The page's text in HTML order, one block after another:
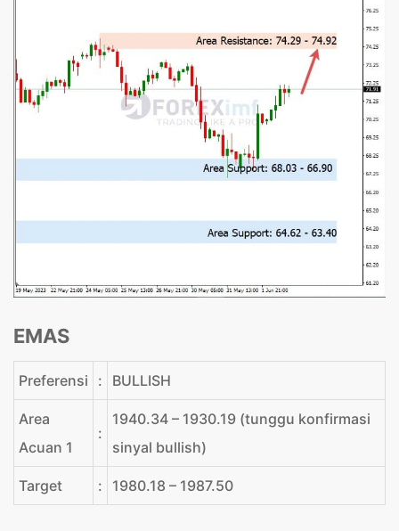
EMAS
Preferensi : BULLISH
Area
Acuan 1
:
1940.34 – 1930.19 (tunggu konfirmasi
sinyal bullish)
Target : 1980.18 – 1987.50